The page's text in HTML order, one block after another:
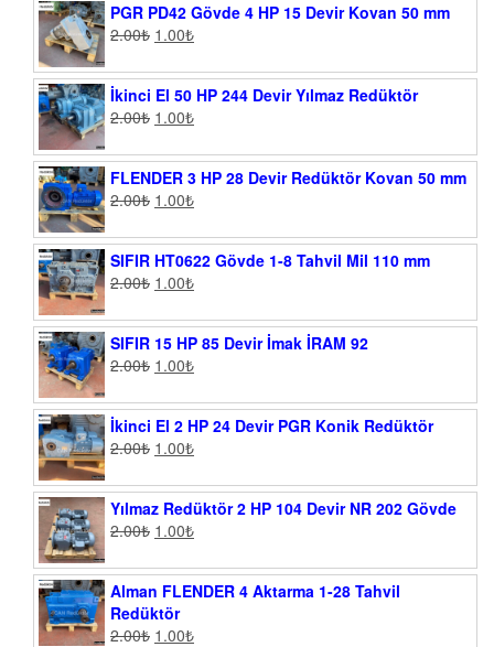
PGR PD42 Gövde 4 HP 15 Devir Kovan 50 mm
2.00₺ 1.00₺
İkinci El 50 HP 244 Devir Yılmaz Redüktör
2.00₺ 1.00₺
FLENDER 3 HP 28 Devir Redüktör Kovan 50 mm
2.00₺ 1.00₺
SIFIR HT0622 Gövde 1-8 Tahvil Mil 110 mm
2.00₺ 1.00₺
SIFIR 15 HP 85 Devir İmak İRAM 92
2.00₺ 1.00₺
İkinci El 2 HP 24 Devir PGR Konik Redüktör
2.00₺ 1.00₺
Yılmaz Redüktör 2 HP 104 Devir NR 202 Gövde
2.00₺ 1.00₺
Alman FLENDER 4 Aktarma 1-28 Tahvil
Redüktör
2.00₺ 1.00₺